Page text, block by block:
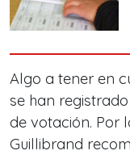
Algo a tener en
se han
de votación. Por
Guillibrand